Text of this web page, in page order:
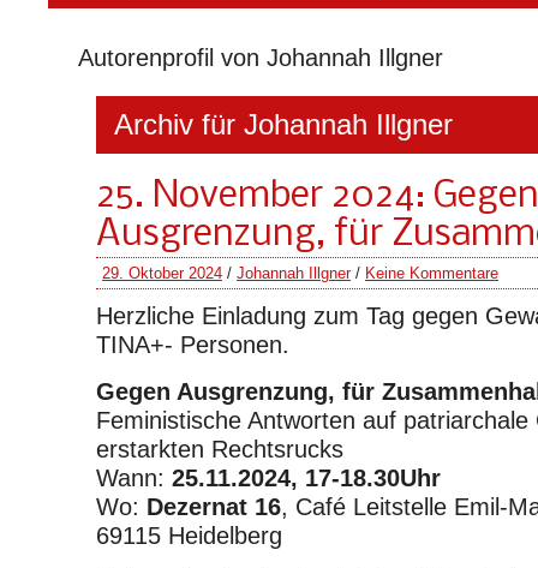
Autorenprofil von Johannah Illgner
Archiv für Johannah Illgner
25. November 2024: Gegen
Ausgrenzung, für
29. Oktober 2024 / Johannah Illgner/ Keine Kommentare
Herzliche Einladung zum Tag gegen
TINA+- Personen.
Gegen Ausgrenzung, für
Feministische Antworten auf
erstarkten Rechtsrucks
Wann: 25.11.2024, 17-18.30Uhr
Wo: Dezernat 16, Café Leitstelle Emil-
69115 Heidelberg